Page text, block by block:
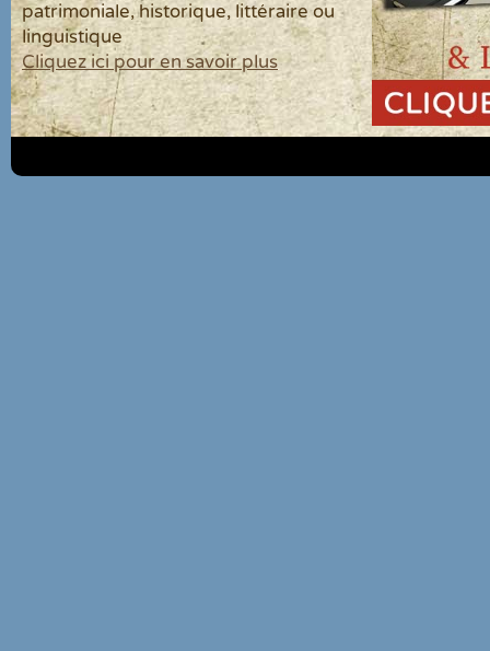
patrimoniale, historique, littéraire ou
linguistique
Cliquez ici pour en savoir plus